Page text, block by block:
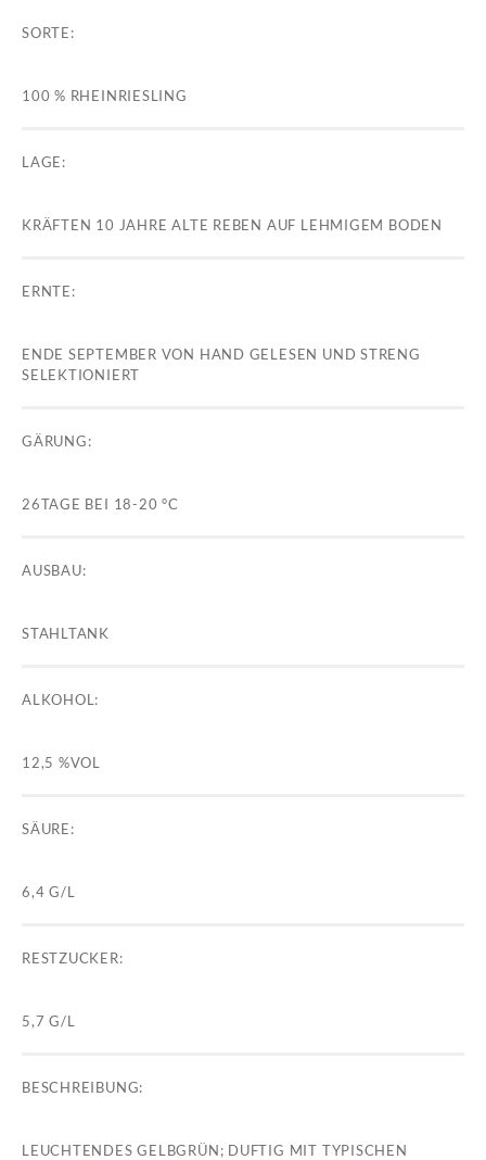
SORTE:
100 % RHEINRIESLING
LAGE:
KRÄFTEN 10 JAHRE ALTE REBEN AUF LEHMIGEM BODEN
ERNTE:
ENDE SEPTEMBER VON HAND GELESEN UND STRENG
SELEKTIONIERT
GÄRUNG:
26TAGE BEI 18-20 °C
AUSBAU:
STAHLTANK
ALKOHOL:
12,5 %VOL
SÄURE:
6,4 G/L
RESTZUCKER:
5,7 G/L
BESCHREIBUNG:
LEUCHTENDES GELBGRÜN; DUFTIG MIT TYPISCHEN